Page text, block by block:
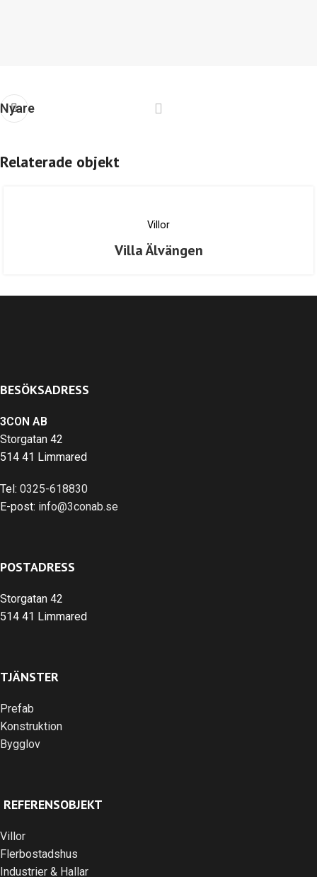
Nyare
Relaterade objekt
Villor
Villa Älvängen
BESÖKSADRESS
3CON AB
Storgatan 42
514 41 Limmared
Tel: 0325-618830
E-post: info@3conab.se
POSTADRESS
Storgatan 42
514 41 Limmared
TJÄNSTER
Prefab
Konstruktion
Bygglov
REFERENSOBJEKT
Villor
Flerbostadshus
Industrier & Hallar